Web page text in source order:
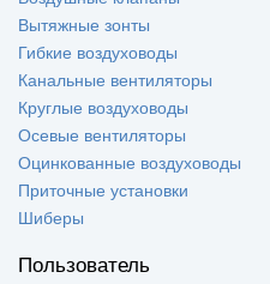
Вытяжные зонты
Гибкие воздуховоды
Канальные вентиляторы
Круглые воздуховоды
Осевые вентиляторы
Оцинкованные воздуховоды
Приточные установки
Шиберы
Пользователь